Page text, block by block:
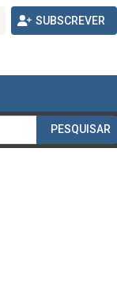
SUBSCREVER
PESQUISAR